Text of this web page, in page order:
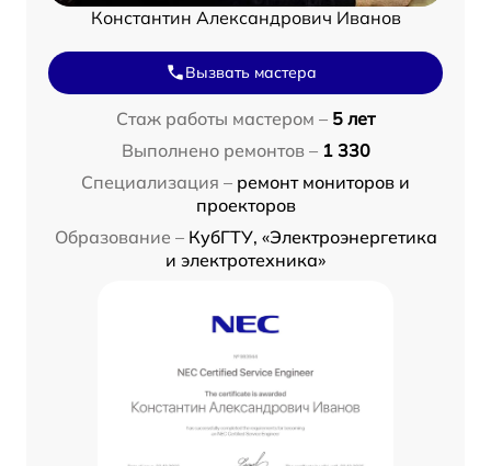
Константин Александрович Иванов
Вызвать мастера
Стаж работы мастером – 5 лет
Выполнено ремонтов – 1 330
Специализация – ремонт мониторов и
проекторов
Образование – КубГТУ, «Электроэнергетика
и электротехника»